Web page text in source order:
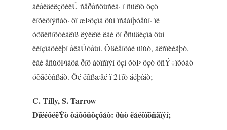
äéåêäéêçôéêÜ ñåðåñôüñéá· ï ñüëïò ôçò
êïõëôïýñáò· ôï æÞôçìá ôùí ïñãáíþóåùí· ïé
óõãêñïõóéáêïß êýêëïé êáé ôï ðñüâëçìá ôùí
êéíçìáôéêþí åêâÜóåùí. Ôßèåíôáé üìùò, áêñïèéãþò,
êáé åñùôÞìáôá ðïõ áöïñïýí ôçí õöÞ ôçò ôñÝ÷ïõóáò
óõãêõñßáò. Ôé êïìßæåé ï 21ïò áéþíáò;
C. Tilly, S. Tarrow
ÐïëéôéêÝò ôáõôüôçôåò: ðùò ëåéôïõñãïýí;